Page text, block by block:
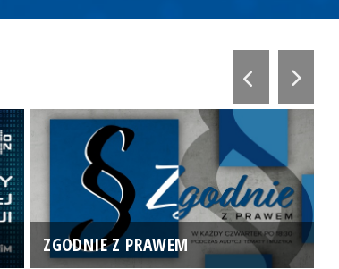
ZGODNIE Z PRAWEM